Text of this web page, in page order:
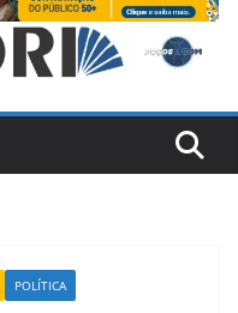
POLÍTICA